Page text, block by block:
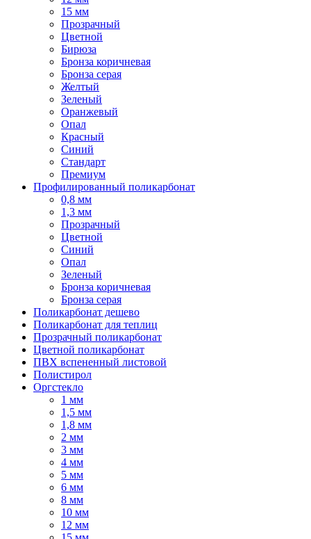
15 мм
Прозрачный
Цветной
Бирюза
Бронза коричневая
Бронза серая
Желтый
Зеленый
Оранжевый
Опал
Красный
Синий
Стандарт
Премиум
Профилированный поликарбонат
0,8 мм
1,3 мм
Прозрачный
Цветной
Синий
Опал
Зеленый
Бронза коричневая
Бронза серая
Поликарбонат дешево
Поликарбонат для теплиц
Прозрачный поликарбонат
Цветной поликарбонат
ПВХ вспененный листовой
Полистирол
Оргстекло
1 мм
1,5 мм
1,8 мм
2 мм
3 мм
4 мм
5 мм
6 мм
8 мм
10 мм
12 мм